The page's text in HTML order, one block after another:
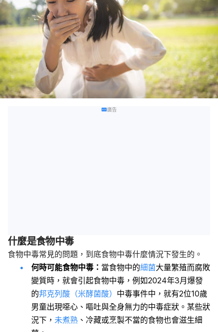
廣告
什麼是食物中毒
食物中毒常見的問題，到底食物中毒什麼情況下發生的。
何時可能食物中毒： 當食物中的細菌大量繁殖而腐敗
變質時，就會引起食物中毒，例如2024年3月爆發
的邦克列酸（米酵菌酸） 中毒事件中，就有2位10歲
男童出現噁心、嘔吐與全身無力的中毒症狀。某些狀
況下， 未煮熟 、冷藏或烹製不當的食物也會滋生細